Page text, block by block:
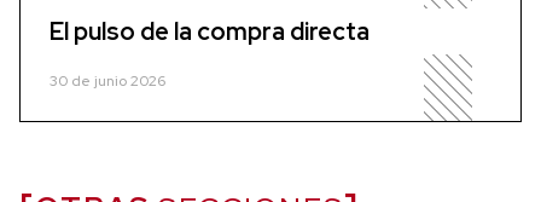
El pulso de la compra directa
30 de junio 2026